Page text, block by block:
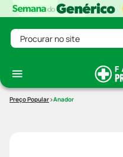
Procurar no site
Anador